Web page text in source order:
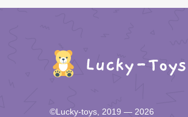
©Lucky-toys, 2019 — 2026